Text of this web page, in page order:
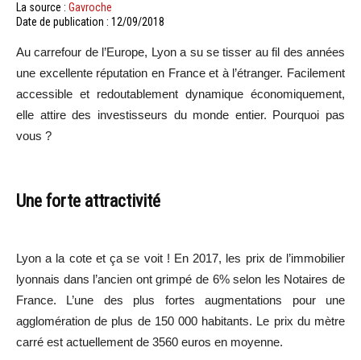
La source : Gavroche
Date de publication : 12/09/2018
Au carrefour de l’Europe, Lyon a su se tisser au fil des années
une excellente réputation en France et à l’étranger. Facilement
accessible et redoutablement dynamique économiquement,
elle attire des investisseurs du monde entier. Pourquoi pas
vous ?
Une forte attractivité
Lyon a la cote et ça se voit ! En 2017, les prix de l’immobilier
lyonnais dans l’ancien ont grimpé de 6% selon les Notaires de
France. L’une des plus fortes augmentations pour une
agglomération de plus de 150 000 habitants. Le prix du mètre
carré est actuellement de 3560 euros en moyenne.